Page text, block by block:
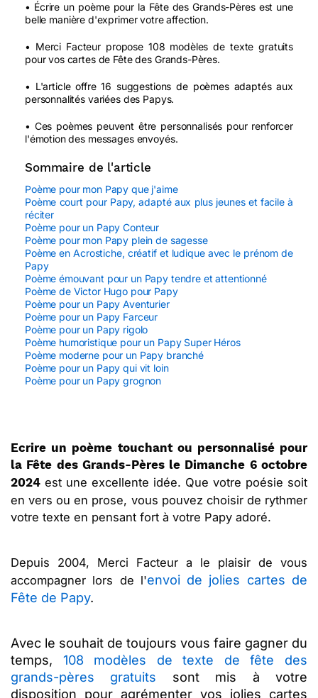
• Écrire un poème pour la Fête des Grands-Pères est une
belle manière d'exprimer votre affection.
• Merci Facteur propose 108 modèles de texte gratuits
pour vos cartes de Fête des Grands-Pères.
• L'article offre 16 suggestions de poèmes adaptés aux
personnalités variées des Papys.
• Ces poèmes peuvent être personnalisés pour renforcer
l'émotion des messages envoyés.
Sommaire de l'article
Poème pour mon Papy que j'aime
Poème court pour Papy, adapté aux plus jeunes et facile à
réciter
Poème pour un Papy Conteur
Poème pour mon Papy plein de sagesse
Poème en Acrostiche, créatif et ludique avec le prénom de
Papy
Poème émouvant pour un Papy tendre et attentionné
Poème de Victor Hugo pour Papy
Poème pour un Papy Aventurier
Poème pour un Papy Farceur
Poème pour un Papy rigolo
Poème humoristique pour un Papy Super Héros
Poème moderne pour un Papy branché
Poème pour un Papy qui vit loin
Poème pour un Papy grognon
Ecrire un poème touchant ou personnalisé pour
la Fête des Grands-Pères le Dimanche 6 octobre
2024 est une excellente idée. Que votre poésie soit
en vers ou en prose, vous pouvez choisir de rythmer
votre texte en pensant fort à votre Papy adoré.
Depuis 2004, Merci Facteur a le plaisir de vous
accompagner lors de l'envoi de jolies cartes de
Fête de Papy.
Avec le souhait de toujours vous faire gagner du
temps, 108 modèles de texte de fête des
grands-pères gratuits
sont mis à votre
disposition pour agrémenter vos jolies cartes